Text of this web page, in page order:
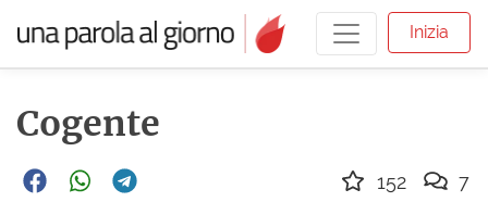
Inizia
Cogente
152 7